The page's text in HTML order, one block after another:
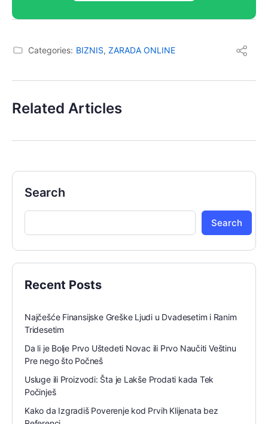
Categories: BIZNIS, ZARADA ONLINE
Related Articles
Search
Search
Recent Posts
Najčešće Finansijske Greške Ljudi u Dvadesetim i Ranim
Tridesetim
Da li je Bolje Prvo Uštedeti Novac ili Prvo Naučiti Veštinu
Pre nego što Počneš
Usluge ili Proizvodi: Šta je Lakše Prodati kada Tek
Počinješ
Kako da Izgradiš Poverenje kod Prvih Klijenata bez